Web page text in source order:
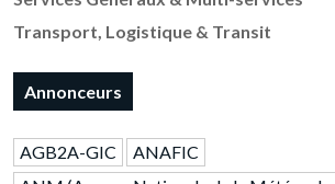
Transport, Logistique & Transit
Annonceurs
AGB2A-GIC
ANAFIC